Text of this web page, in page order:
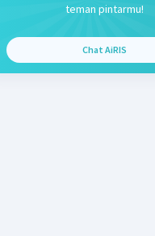
teman pintarmu!
Chat AiRIS